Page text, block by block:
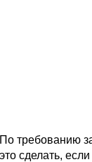
требованию
сделать,